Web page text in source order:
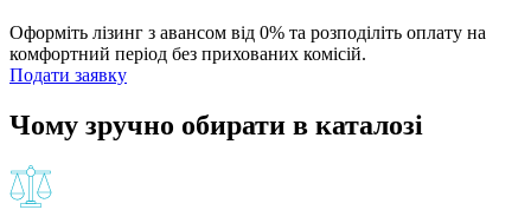
Оформіть лізинг з авансом від 0% та розподіліть оплату на
комфортний період без прихованих комісій.
Подати заявку
Чому зручно обирати в каталозі